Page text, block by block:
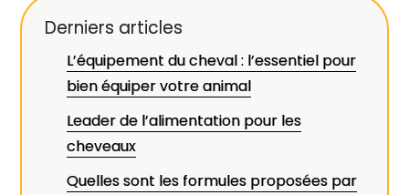
Derniers articles
L’équipement du cheval : l’essentiel pour
bien équiper votre animal
Leader de l’alimentation pour les
cheveaux
Quelles sont les formules proposées par